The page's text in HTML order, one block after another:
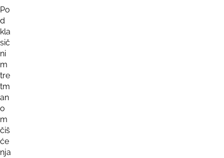
Po
d
kla
sič
ni
m
tre
tm
an
o
m
čiš
će
nja